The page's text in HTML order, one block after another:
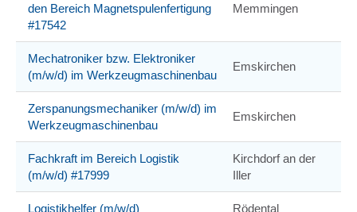
den Bereich Magnetspulenfertigung
#17542
Memmingen
Mechatroniker bzw. Elektroniker
(m/w/d) im Werkzeugmaschinenbau
Emskirchen
Zerspanungsmechaniker (m/w/d) im
Werkzeugmaschinenbau
Emskirchen
Fachkraft im Bereich Logistik
(m/w/d) #17999
Kirchdorf an der
Iller
Logistikhelfer (m/w/d) Rödental